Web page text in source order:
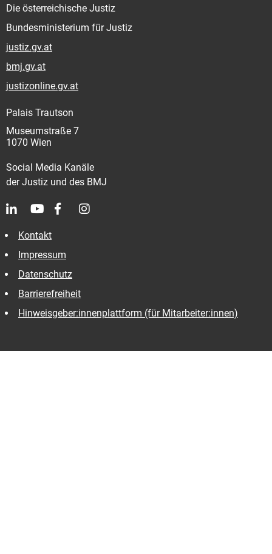
Die österreichische Justiz
Bundesministerium für Justiz
justiz.gv.at
bmj.gv.at
justizonline.gv.at
Palais Trautson
Museumstraße 7
1070 Wien
Social Media Kanäle
der Justiz und des BMJ
Kontakt
Impressum
Datenschutz
Barrierefreiheit
Hinweisgeber:innenplattform (für Mitarbeiter:innen)